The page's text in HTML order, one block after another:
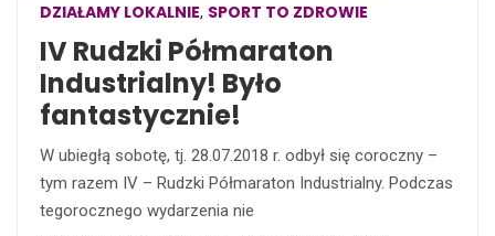
DZIAŁAMY LOKALNIE, SPORT TO ZDROWIE
IV Rudzki Półmaraton
Industrialny! Było
fantastycznie!
W ubiegłą sobotę, tj. 28.07.2018 r. odbył się coroczny –
tym razem IV – Rudzki Półmaraton Industrialny. Podczas
tegorocznego wydarzenia nie